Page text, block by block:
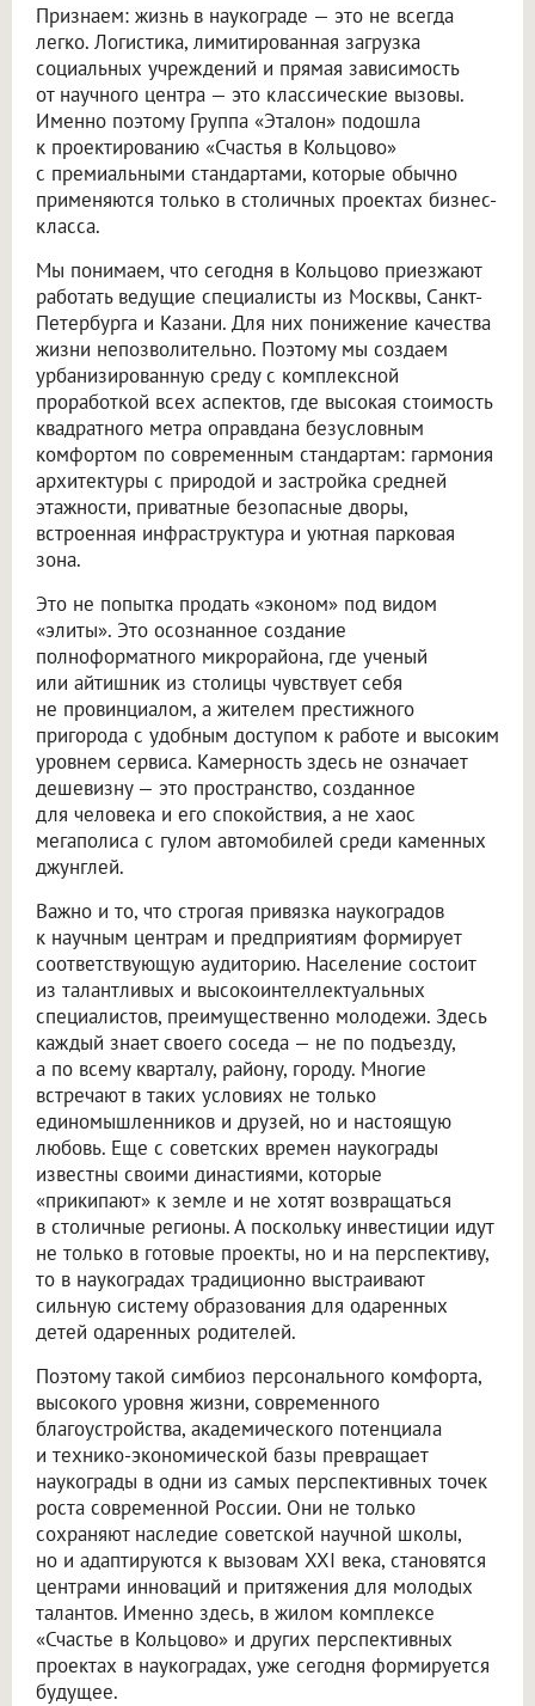
Признаем: жизнь в наукограде — это не всегда
легко. Логистика, лимитированная загрузка
социальных учреждений и прямая зависимость
от научного центра — это классические вызовы.
Именно поэтому Группа «Эталон» подошла
к проектированию «Счастья в Кольцово»
с премиальными стандартами, которые обычно
применяются только в столичных проектах бизнес-
класса.
Мы понимаем, что сегодня в Кольцово приезжают
работать ведущие специалисты из Москвы, Санкт-
Петербурга и Казани. Для них понижение качества
жизни непозволительно. Поэтому мы создаем
урбанизированную среду с комплексной
проработкой всех аспектов, где высокая стоимость
квадратного метра оправдана безусловным
комфортом по современным стандартам: гармония
архитектуры с природой и застройка средней
этажности, приватные безопасные дворы,
встроенная инфраструктура и уютная парковая
зона.
Это не попытка продать «эконом» под видом
«элиты». Это осознанное создание
полноформатного микрорайона, где ученый
или айтишник из столицы чувствует себя
не провинциалом, а жителем престижного
пригорода с удобным доступом к работе и высоким
уровнем сервиса. Камерность здесь не означает
дешевизну — это пространство, созданное
для человека и его спокойствия, а не хаос
мегаполиса с гулом автомобилей среди каменных
джунглей.
Важно и то, что строгая привязка наукоградов
к научным центрам и предприятиям формирует
соответствующую аудиторию. Население состоит
из талантливых и высокоинтеллектуальных
специалистов, преимущественно молодежи. Здесь
каждый знает своего соседа — не по подъезду,
а по всему кварталу, району, городу. Многие
встречают в таких условиях не только
единомышленников и друзей, но и настоящую
любовь. Еще с советских времен наукограды
известны своими династиями, которые
«прикипают» к земле и не хотят возвращаться
в столичные регионы. А поскольку инвестиции идут
не только в готовые проекты, но и на перспективу,
то в наукоградах традиционно выстраивают
сильную систему образования для одаренных
детей одаренных родителей.
Поэтому такой симбиоз персонального комфорта,
высокого уровня жизни, современного
благоустройства, академического потенциала
и технико-экономической базы превращает
наукограды в одни из самых перспективных точек
роста современной России. Они не только
сохраняют наследие советской научной школы,
но и адаптируются к вызовам XXI века, становятся
центрами инноваций и притяжения для молодых
талантов. Именно здесь, в жилом комплексе
«Счастье в Кольцово» и других перспективных
проектах в наукоградах, уже сегодня формируется
будущее.